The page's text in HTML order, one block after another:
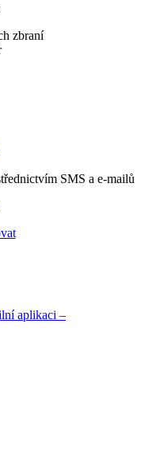
zbraní
SMS a e-mailů
aplikaci –